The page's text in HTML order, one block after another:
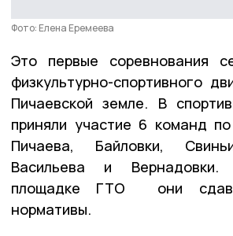
Фото: Елена Еремеева
Это первые соревнования
физкультурно-спортивного
Пичаевской земле. В
приняли участие 6 команд
Пичаева, Байловки,
Васильева и
площадке ГТО они
нормативы.